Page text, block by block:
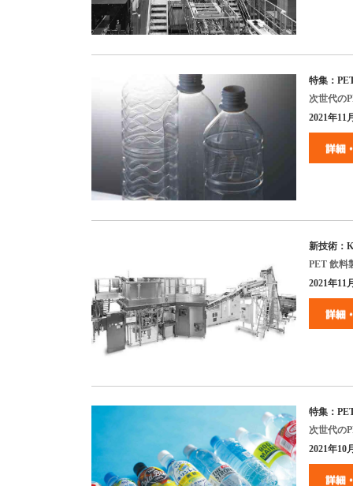
特集：
次世代の
2021年11
新技術：
PET 飲料
2021年11
特集：
次世代の
2021年10